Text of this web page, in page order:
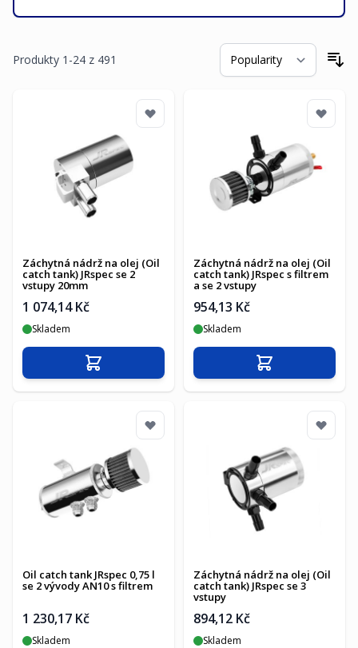
Produkty 1 -24 z 491
Záchytná nádrž na olej (Oil
catch tank) JRspec se 2
vstupy 20mm
1 074,14 Kč
Skladem
Přidat do košíku
Záchytná nádrž na olej (Oil
catch tank) JRspec s filtrem
a se 2 vstupy
954,13 Kč
Skladem
Přidat do košíku
Oil catch tank JRspec 0,75 l
se 2 vývody AN10 s filtrem
1 230,17 Kč
Skladem
Záchytná nádrž na olej (Oil
catch tank) JRspec se 3
vstupy
894,12 Kč
Skladem